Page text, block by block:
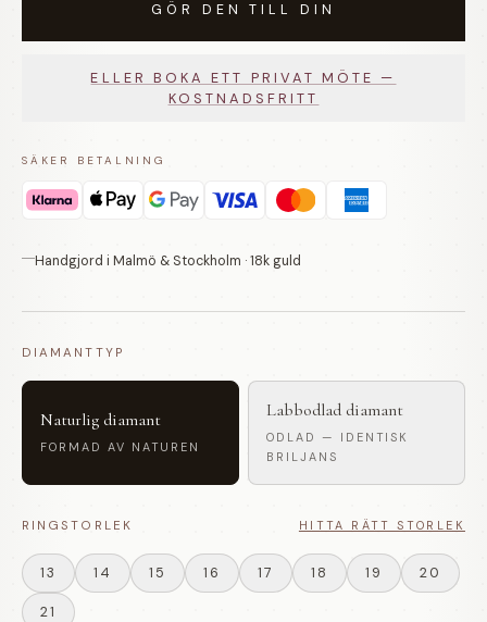
GÖR DEN TILL DIN
ELLER BOKA ETT PRIVAT MÖTE —
KOSTNADSFRITT
SÄKER BETALNING
Handgjord i Malmö & Stockholm · 18k guld
DIAMANTTYP
Naturlig diamant
FORMAD AV NATUREN
Labbodlad diamant
ODLAD — IDENTISK
BRILJANS
RINGSTORLEK HITTA RÄTT STORLEK
13 14 15 16 17 18 19 20
21